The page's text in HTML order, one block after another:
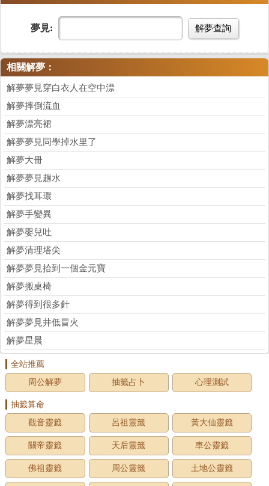
夢見: 解夢查詢
相關解夢：
解夢夢見穿白衣人在空中漂
解夢摔倒流血
解夢漂亮裙
解夢夢見同學掉水里了
解夢大冊
解夢夢見趟水
解夢找耳環
解夢手變異
解夢嬰兒吐
解夢清理塔尖
解夢夢見拾到一個金元寶
解夢搬桌椅
解夢得到很多針
解夢夢見井低冒火
解夢星晨
全站推薦
周公解夢
抽籤占卜 心理測試
抽籤算命
觀音靈籤
呂祖靈籤 黃大仙靈籤
關帝靈籤 天后靈籤 車公靈籤
佛祖靈籤 周公靈籤 土地公靈籤